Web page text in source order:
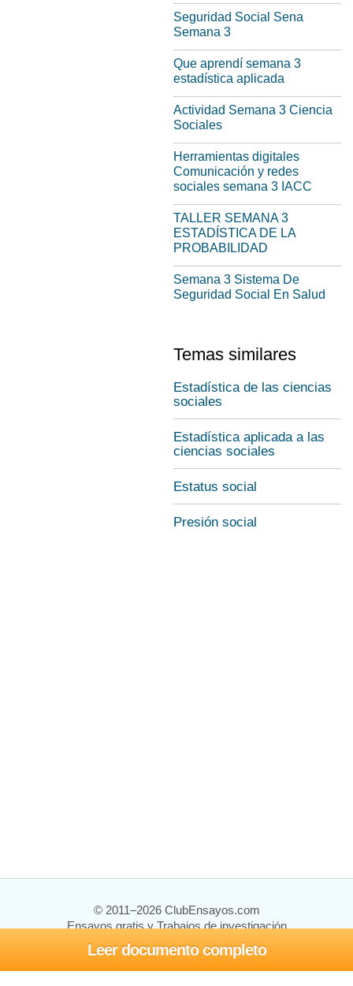
Leer documento completo
Seguridad Social Sena
Semana 3
Que aprendí semana 3
estadística aplicada
Actividad Semana 3 Ciencia
Sociales
Herramientas digitales
Comunicación y redes
sociales semana 3 IACC
TALLER SEMANA 3
ESTADÍSTICA DE LA
PROBABILIDAD
Semana 3 Sistema De
Seguridad Social En Salud
Temas similares
Estadística de las ciencias
sociales
Estadística aplicada a las
ciencias sociales
Estatus social
Presión social
© 2011–2026 ClubEnsayos.com
Ensayos gratis y Trabajos de investigación